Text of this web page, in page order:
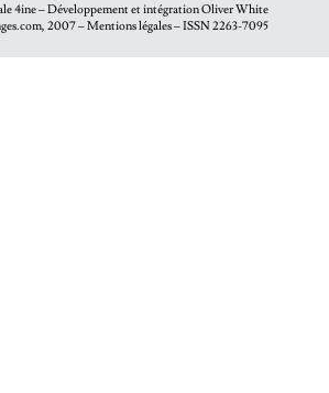
4ine– Développement et intégrationOliver White
2007 – Mentions légales – ISSN 2263-7095